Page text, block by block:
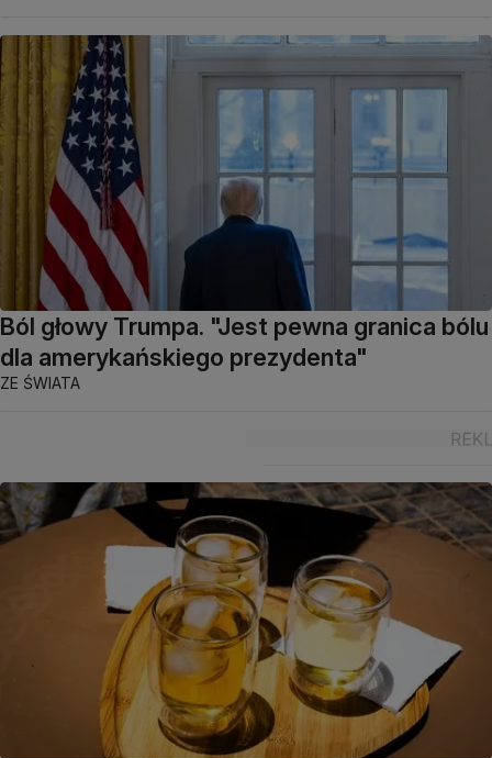
Ból głowy Trumpa. "Jest pewna granica bólu
dla amerykańskiego prezydenta"
ZE ŚWIATA